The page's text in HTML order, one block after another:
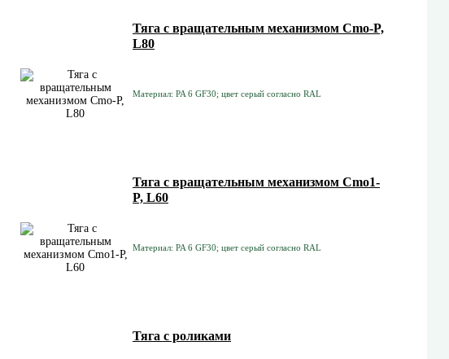
Тяга с вращательным механизмом Cmo-P,
L80
Материал: PA 6 GF30; цвет серый согласно RAL
Тяга с вращательным механизмом Cmo1-
P, L60
Материал: PA 6 GF30; цвет серый согласно RAL
Тяга с роликами